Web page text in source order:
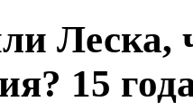
Леска,
15